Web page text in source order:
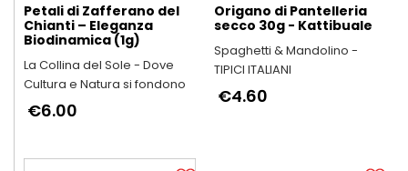
Petali di Zafferano del
Chianti – Eleganza
Biodinamica (1g)
La Collina del Sole - Dove
Cultura e Natura si fondono
€6.00
Origano di Pantelleria
secco 30g - Kattibuale
Spaghetti & Mandolino -
TIPICI ITALIANI
€4.60